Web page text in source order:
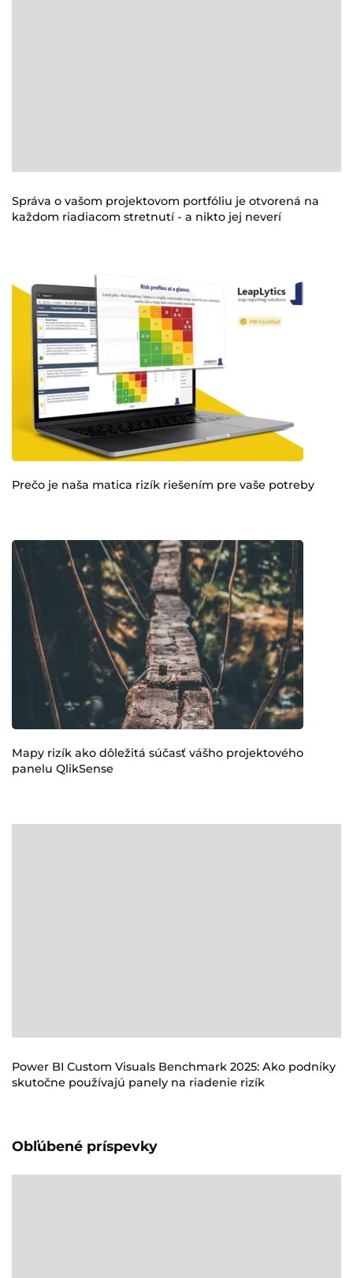
Správa o vašom projektovom portfóliu je otvorená na
každom riadiacom stretnutí - a nikto jej neverí
Prečo je naša matica rizík riešením pre vaše potreby
Mapy rizík ako dôležitá súčasť vášho projektového
panelu QlikSense
Power BI Custom Visuals Benchmark 2025: Ako podniky
skutočne používajú panely na riadenie rizík
Obľúbené príspevky